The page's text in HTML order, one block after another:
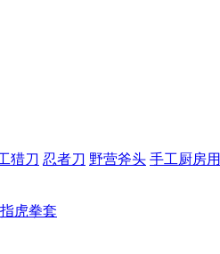
猎刀 忍者刀 野营斧头 手工厨房
指虎拳套